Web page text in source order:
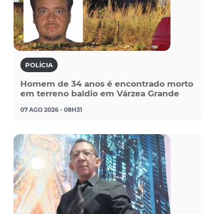
POLÍCIA
Homem de 34 anos é encontrado morto
em terreno baldio em Várzea Grande
07 AGO 2026 - 08H31